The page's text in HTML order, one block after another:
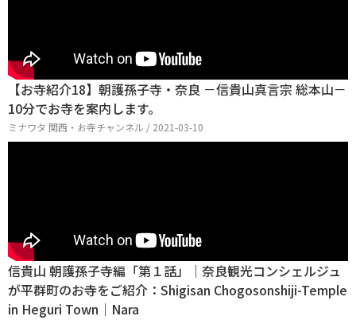
【お寺紹介18】朝護孫子寺・奈良 －信貴山真言宗 総本山－
10分でお寺を案内します。
ミナワタ 関西・お寺チャンネル / 2021-03-10
信貴山 朝護孫子寺編「第１話」｜奈良観光コンシェルジュ
が平群町のお寺をご紹介：Shigisan Chogosonshiji-Temple
in Heguri Town｜Nara